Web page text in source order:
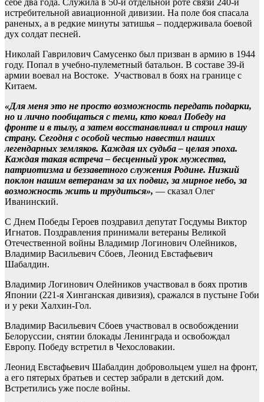
истребительной авиационной дивизии. На поле боя спасала
раненых, а в редкие минуты затишья – поддерживала боевой
дух солдат песней.
Николай Гаврилович Самусенко был призван в армию в 1944
году. Попал в учебно-пулеметный батальон. В составе 39-й
армии воевал на Востоке. Участвовал в боях на границе с
Китаем.
«Для меня это не просто возможность передать подарки,
но и лично пообщаться с теми, кто ковал Победу на
фронте и в тылу, а затем восстанавливал и строил нашу
страну. Сегодня с особой честью навестил наших
легендарных земляков. Каждая их судьба – целая эпоха.
Каждая такая встреча – бесценный урок мужества,
патриотизма и беззаветного служения Родине. Низкий
поклон нашим ветеранам за их подвиг, за мирное небо, за
возможность жить и трудиться», — сказал Олег
Иванинский.
С Днем Победы Героев поздравил депутат Госдумы Виктор
Игнатов. Поздравления принимали ветераны Великой
Отечественной войны Владимир Логинович Олейников,
Владимир Васильевич Сбоев, Леонид Евстафьевич
Шабалдин.
Владимир Логинович Олейников участвовал в боях против
Японии (221-я Хинганская дивизия), сражался в пустыне Гоби
и у реки Халхин-Гол.
Владимир Васильевич Сбоев участвовал в освобождении
Белоруссии, снятии блокады Ленинграда и освобождал
Европу. Победу встретил в Чехословакии.
Леонид Евстафьевич Шабалдин добровольцем ушел на фронт,
а его пятерых братьев и сестер забрали в детский дом.
Встретились уже после войны.